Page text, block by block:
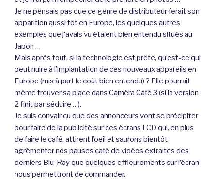
Je ne pensais pas que ce genre de distributeur ferait son
apparition aussi tôt en Europe, les quelques autres
exemples que j’avais vu étaient bien entendu situés au
Japon …
Mais après tout, si la technologie est prête, qu’est-ce qui
peut nuire à l’implantation de ces nouveaux appareils en
Europe (mis à part le coût bien entendu) ? Elle pourrait
même trouver sa place dans Caméra Café 3 (si la version
2 finit par séduire …).
Je suis convaincu que des annonceurs vont se précipiter
pour faire de la publicité sur ces écrans LCD qui, en plus
de faire le café, attirent l’oeil et saurons bientôt
agrémenter nos pauses café de vidéos extraites des
derniers Blu-Ray que quelques effleurements sur l’écran
nous permettront de commander.